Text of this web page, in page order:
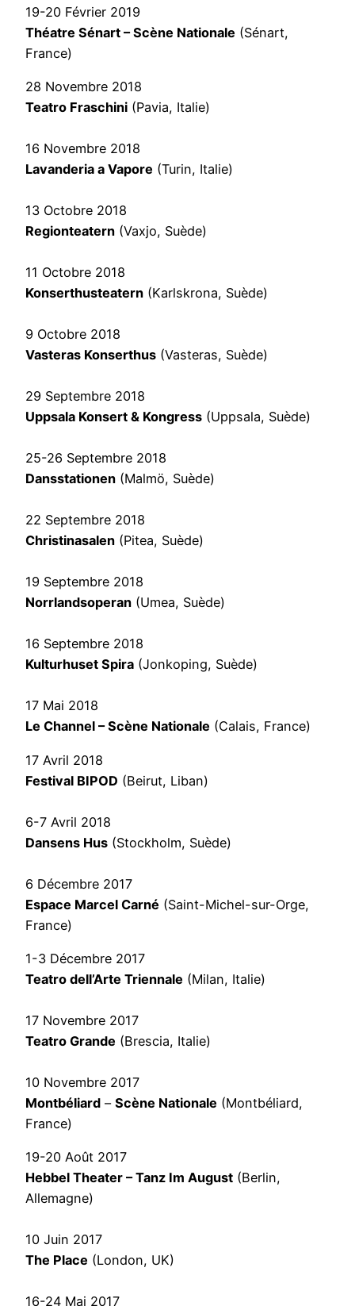
19-20 Février 2019
Théatre Sénart – Scène Nationale (Sénart,
France)
28 Novembre 2018
Teatro Fraschini (Pavia, Italie)
16 Novembre 2018
Lavanderia a Vapore (Turin, Italie)
13 Octobre 2018
Regionteatern (Vaxjo, Suède)
11 Octobre 2018
Konserthusteatern (Karlskrona, Suède)
9 Octobre 2018
Vasteras Konserthus (Vasteras, Suède)
29 Septembre 2018
Uppsala Konsert & Kongress (Uppsala, Suède)
25-26 Septembre 2018
Dansstationen (Malmö, Suède)
22 Septembre 2018
Christinasalen (Pitea, Suède)
19 Septembre 2018
Norrlandsoperan (Umea, Suède)
16 Septembre 2018
Kulturhuset Spira (Jonkoping, Suède)
17 Mai 2018
Le Channel – Scène Nationale (Calais, France)
17 Avril 2018
Festival BIPOD (Beirut, Liban)
6-7 Avril 2018
Dansens Hus (Stockholm, Suède)
6 Décembre 2017
Espace Marcel Carné (Saint-Michel-sur-Orge,
France)
1-3 Décembre 2017
Teatro dell’Arte Triennale (Milan, Italie)
17 Novembre 2017
Teatro Grande (Brescia, Italie)
10 Novembre 2017
Montbéliard – Scène Nationale (Montbéliard,
France)
19-20 Août 2017
Hebbel Theater – Tanz Im August (Berlin,
Allemagne)
10 Juin 2017
The Place (London, UK)
16-24 Mai 2017